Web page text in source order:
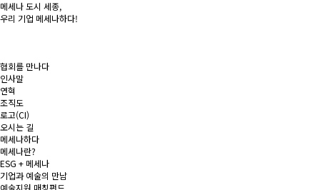
메세나 도시 세종,
우리 기업 메세나하다!
협회를 만나다
인사말
연혁
조직도
로고(CI)
오시는 길
메세나하다
메세나란?
ESG + 메세나
기업과 예술의 만남
예술지원 매칭펀드